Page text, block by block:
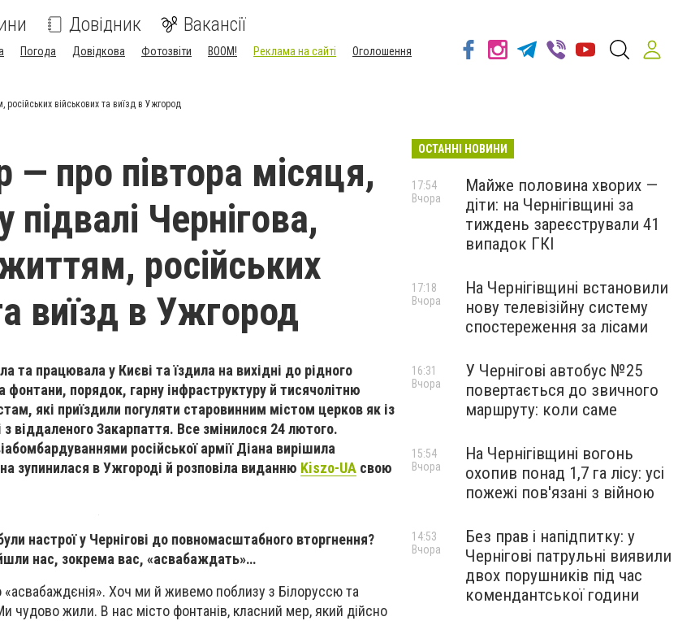
Довідник Вакансії
Погода Довідкова Фотозвіти BOOM! Реклама на сайті
Оголошення
військових та виїзд в Ужгород
— про півтора місяця,
Чернігова,
російських
виїзд в Ужгород
працювала у Києві та їздила на вихідні до рідного
фонтани, порядок, гарну інфраструктуру й тисячолітню
які приїздили погуляти старовинним містом церков як із
віддаленого Закарпаття. Все змінилося 24 лютого.
російської армії Діана вирішила
зупинилася в Ужгороді й розповіла виданню Kiszo-UA свою
настрої у Чернігові до повномасштабного вторгнення?
нас, зокрема вас, «асвабаждать»…
«асвабаждєнія». Хоч ми й живемо поблизу з Білоруссю та
чудово жили. В нас місто фонтанів, класний мер, який дійсно
ОСТАННІ НОВИНИ
Майже половина хворих —
діти: на Чернігівщині за
тиждень зареєстрували 41
випадок ГКІ
17:54
Вчора
На Чернігівщині встановили
нову телевізійну систему
спостереження за лісами
17:18
Вчора
У Чернігові автобус №25
повертається до звичного
маршруту: коли саме
16:31
Вчора
На Чернігівщині вогонь
охопив понад 1,7 га лісу: усі
пожежі пов'язані з війною
15:54
Вчора
Без прав і напідпитку: у
Чернігові патрульні виявили
двох порушників під час
комендантської години
14:53
Вчора